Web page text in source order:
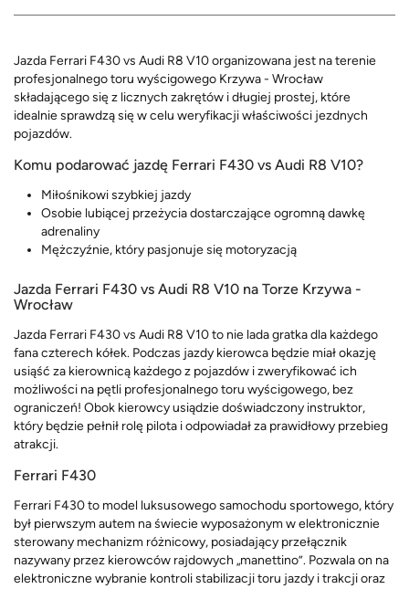
Jazda Ferrari F430 vs Audi R8 V10 organizowana jest na terenie
profesjonalnego toru wyścigowego Krzywa - Wrocław
składającego się z licznych zakrętów i długiej prostej, które
idealnie sprawdzą się w celu weryfikacji właściwości jezdnych
pojazdów.
Komu podarować jazdę Ferrari F430 vs Audi R8 V10?
Miłośnikowi szybkiej jazdy
Osobie lubiącej przeżycia dostarczające ogromną dawkę
adrenaliny
Mężczyźnie, który pasjonuje się motoryzacją
Jazda Ferrari F430 vs Audi R8 V10 na Torze Krzywa -
Wrocław
Jazda Ferrari F430 vs Audi R8 V10 to nie lada gratka dla każdego
fana czterech kółek. Podczas jazdy kierowca będzie miał okazję
usiąść za kierownicą każdego z pojazdów i zweryfikować ich
możliwości na pętli profesjonalnego toru wyścigowego, bez
ograniczeń! Obok kierowcy usiądzie doświadczony instruktor,
który będzie pełnił rolę pilota i odpowiadał za prawidłowy przebieg
atrakcji.
Ferrari F430
Ferrari F430 to model luksusowego samochodu sportowego, który
był pierwszym autem na świecie wyposażonym w elektronicznie
sterowany mechanizm różnicowy, posiadający przełącznik
nazywany przez kierowców rajdowych „manettino”. Pozwala on na
elektroniczne wybranie kontroli stabilizacji toru jazdy i trakcji oraz